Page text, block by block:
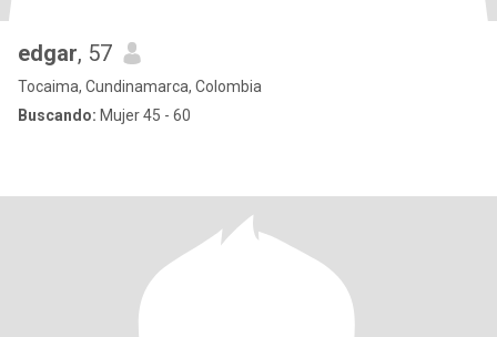
edgar, 57
Tocaima, Cundinamarca, Colombia
Buscando: Mujer 45 - 60